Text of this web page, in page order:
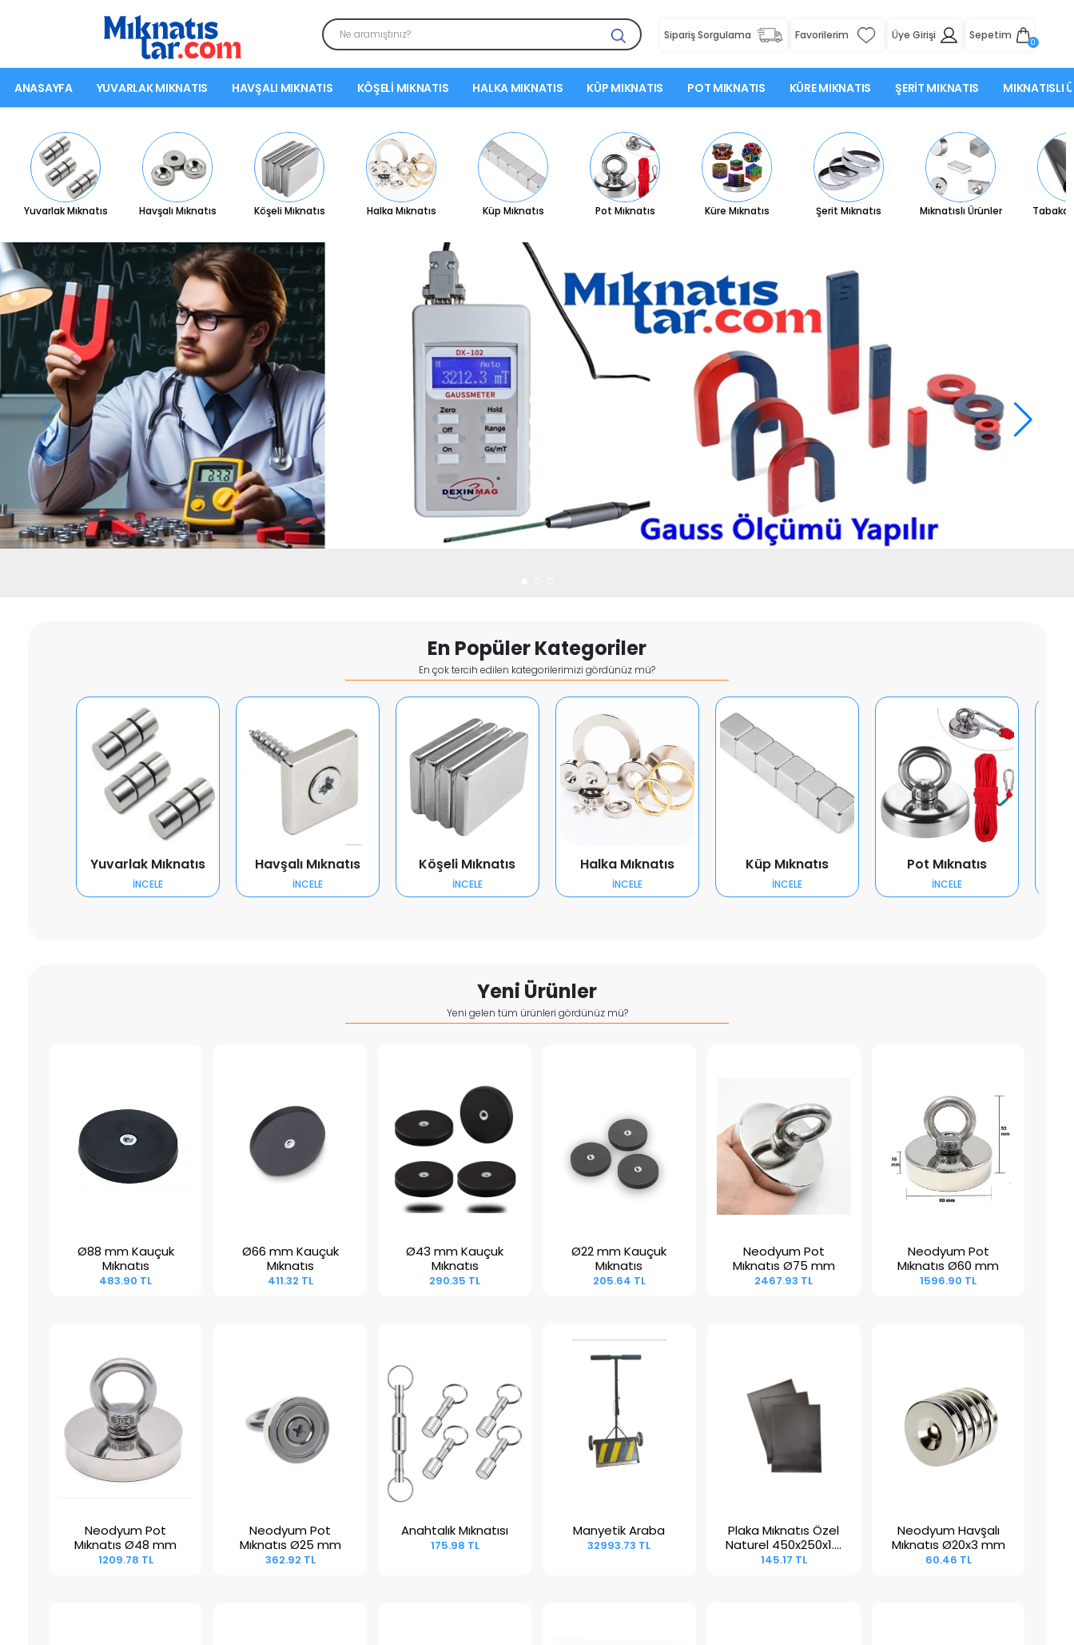
Sipariş Sorgulama Favorilerim Üye Girişi Sepetim
0
ANASAYFA YUVARLAK MIKNATIS HAVŞALI MIKNATIS KÖŞELI MIKNATIS HALKA MIKNATIS KÜP MIKNATIS POT MIKNATIS KÜRE MIKNATIS ŞERIT MIKNATIS MIKNATISLI
Yuvarlak Mıknatıs Havşalı Mıknatıs Köşeli Mıknatıs Halka Mıknatıs Küp Mıknatıs Pot Mıknatıs Küre Mıknatıs Şerit Mıknatıs Mıknatıslı Ürünler Tabaka
En Popüler Kategoriler
En çok tercih edilen kategorilerimizi gördünüz mü?
Yuvarlak Mıknatıs
İNCELE
Havşalı Mıknatıs
İNCELE
Köşeli Mıknatıs
İNCELE
Halka Mıknatıs
İNCELE
Küp Mıknatıs
İNCELE
Pot Mıknatıs
İNCELE
Yeni Ürünler
Yeni gelen tüm ürünleri gördünüz mü?
Sepete Ekle
Ø88 mm Kauçuk
Mıknatıs
483.90 TL
Sepete Ekle
Ø66 mm Kauçuk
Mıknatıs
411.32 TL
Sepete Ekle
Ø43 mm Kauçuk
Mıknatıs
290.35 TL
Sepete Ekle
Ø22 mm Kauçuk
Mıknatıs
205.64 TL
Sepete Ekle
Neodyum Pot
Mıknatıs Ø75 mm
2467.93 TL
Sepete Ekle
Neodyum Pot
Mıknatıs Ø60 mm
1596.90 TL
Sepete Ekle
Neodyum Pot
Mıknatıs Ø48 mm
1209.78 TL
Sepete Ekle
Neodyum Pot
Mıknatıs Ø25 mm
362.92 TL
Sepete Ekle
Anahtalık Mıknatısı
175.98 TL Sepete Ekle
Manyetik Araba
32993.73 TL Sepete Ekle
Plaka Mıknatıs Özel
Naturel 450x250x1.5
mm
145.17 TL
Sepete Ekle
Neodyum Havşalı
Mıknatıs Ø20x3 mm
60.46 TL